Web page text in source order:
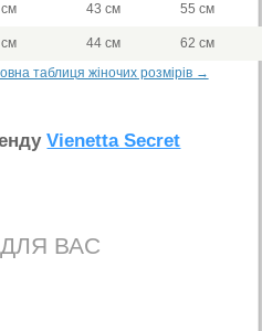
43 см 55 см
44 см
62 см
таблиця жіночих розмірів →
Vienetta Secret
ВАС